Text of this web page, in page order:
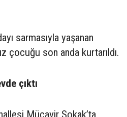
sarmasıyla yaşanan
çocuğu son anda kurtarıldı.
çıktı
Mücavir Sokak’ta